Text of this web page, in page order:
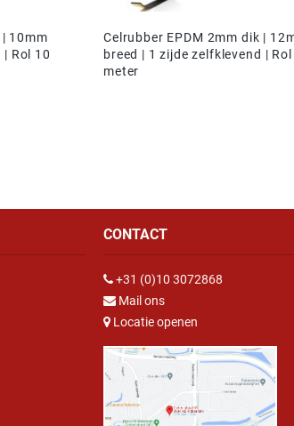
10mm
| Rol 10
Celrubber EPDM 2mm dik |
breed | 1 zijde zelfklevend |
meter
CONTACT
+31 (0)10 3072868
Mail ons
Locatie openen